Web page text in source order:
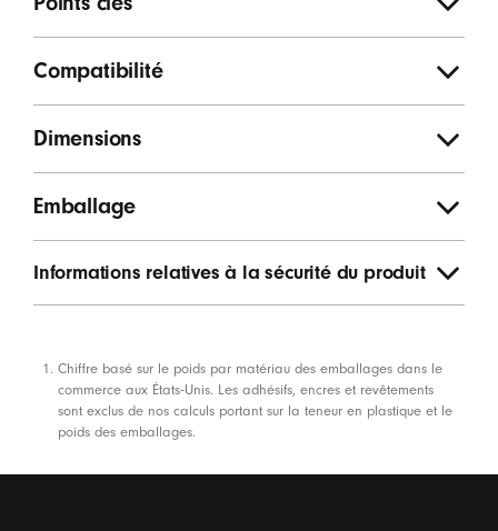
Compatibilité
Dimensions
Emballage
Informations relatives à la sécurité du produit
Notes de bas de page
Chiffre basé sur le poids par matériau des emballages dans le
commerce aux États‑Unis. Les adhésifs, encres et revêtements
sont exclus de nos calculs portant sur la teneur en plastique et le
poids des emballages.